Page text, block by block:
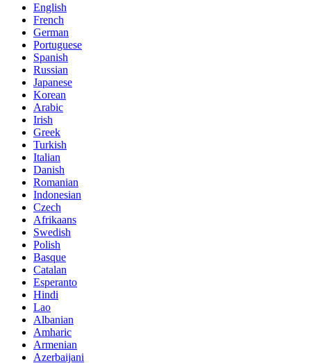
English
French
German
Portuguese
Spanish
Russian
Japanese
Korean
Arabic
Irish
Greek
Turkish
Italian
Danish
Romanian
Indonesian
Czech
Afrikaans
Swedish
Polish
Basque
Catalan
Esperanto
Hindi
Lao
Albanian
Amharic
Armenian
Azerbaijani